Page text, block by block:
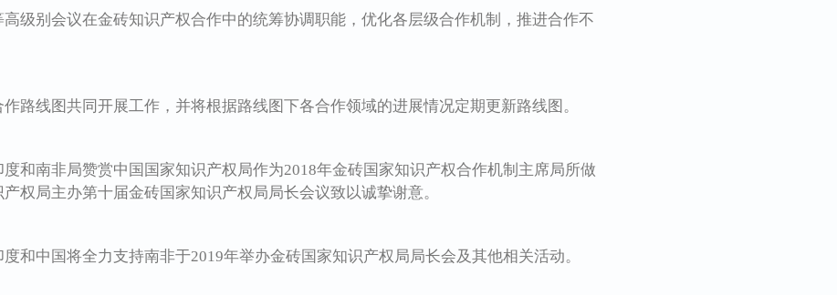
别会议在金砖知识产权合作中的统筹协调职能，优化各层级合作机制，推进合作不
线图共同开展工作，并将根据路线图下各合作领域的进展情况定期更新路线图。
南非局赞赏中国国家知识产权局作为2018年金砖国家知识产权合作机制主席局所做
权局主办第十届金砖国家知识产权局局长会议致以诚挚谢意。
中国将全力支持南非于2019年举办金砖国家知识产权局局长会及其他相关活动。